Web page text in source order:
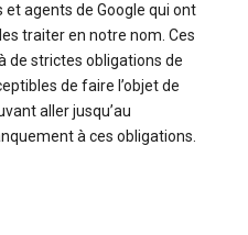
agents de Google qui ont
traiter en notre nom. Ces
de strictes obligations de
de faire l’objet de
aller jusqu’au
à ces obligations.